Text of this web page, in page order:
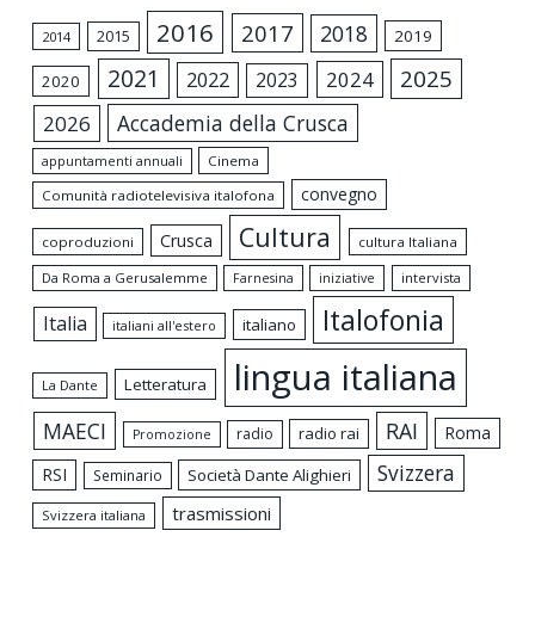
2014 2015 2016 2017 2018 2019
2020 2021 2022 2023 2024 2025
2026 Accademia della Crusca
appuntamenti annuali
Cinema
Comunità radiotelevisiva italofona
convegno
coproduzioni Crusca Cultura
cultura Italiana
Da Roma a Gerusalemme
Farnesina iniziative intervista
Italia italiani all'estero italiano Italofonia
La Dante Letteratura lingua italiana
MAECI Promozione radio radio rai RAI
Roma
RSI
Seminario Società Dante Alighieri Svizzera
Svizzera italiana trasmissioni